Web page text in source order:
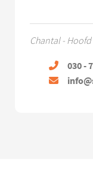
Chantal -
030 -